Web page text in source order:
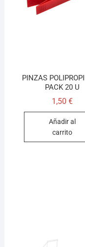
PINZAS
PACK 20 U
1,50€
Añadir al
carrito